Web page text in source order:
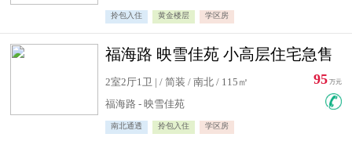
拎包入住 黄金楼层 学区房
福海路 映雪佳苑 小高层住宅急售
2室2厅1卫 | / 简装 / 南北 / 115㎡
福海路 - 映雪佳苑
南北通透 拎包入住 学区房
95 万元